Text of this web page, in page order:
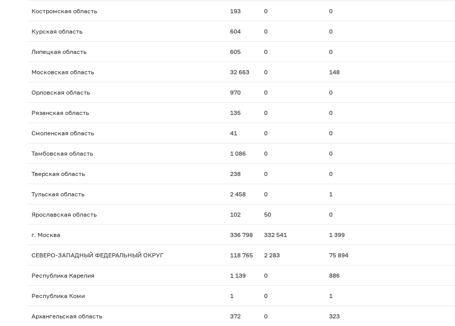
Костромская область 193 0 0
Курская область 604 0 0
Липецкая область 605 0 0
Московская область 32 663 0 148
Орловская область 970 0 0
Рязанская область 135 0 0
Смоленская область 41 0 0
Тамбовская область 1 086 0 0
Тверская область 238 0 0
Тульская область 2 458 0 1
Ярославская область 102 50 0
г. Москва 336 798 332 541 1 399
СЕВЕРО-ЗАПАДНЫЙ ФЕДЕРАЛЬНЫЙ ОКРУГ 118 765 2 283 75 894
Республика Карелия 1 139 0 886
Республика Коми 1 0 1
Архангельская область 372 0 323